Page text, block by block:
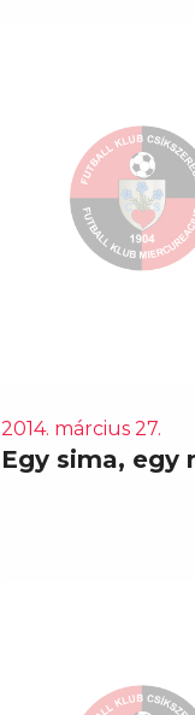
2014. március 27.
Egy sima, egy